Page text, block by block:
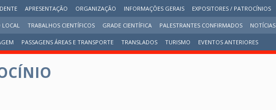
APRESENTAÇÃO ORGANIZAÇÃO INFORMAÇÕES GERAIS EXPOSITORES / PATROCÍNIOS
LOCAL TRABALHOS CIENTÍFICOS GRADE CIENTÍFICA PALESTRANTES CONFIRMADOS NOTÍCIAS
PASSAGENS ÁREAS E TRANSPORTE TRANSLADOS TURISMO EVENTOS ANTERIORES